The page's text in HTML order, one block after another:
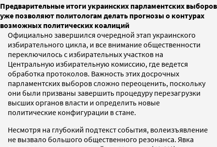
Предварительные итоги украинских парламентских выборов
уже позволяют политологам делать прогнозы о контурах
возможных политических коалиций
Официально завершился очередной этап украинского
избирательного цикла, и все внимание общественности
переключилось с избирательных участков на
Центральную избирательную комиссию, где ведется
обработка протоколов. Важность этих досрочных
парламентских выборов сложно переоценить, поскольку
они были призваны завершить процедуру перезагрузки
высших органов власти и определить новые
политические конфигурации в стане.
Несмотря на глубокий подтекст события, волеизъявление
не вызвало большого общественного резонанса. Явка